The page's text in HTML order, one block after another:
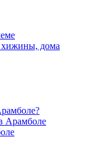
хижины, дома
Арамболе